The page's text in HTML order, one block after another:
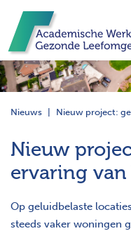
Nieuws Nieuw project:
Nieuw
ervaring van
Op geluidbelaste
steeds vaker woningen